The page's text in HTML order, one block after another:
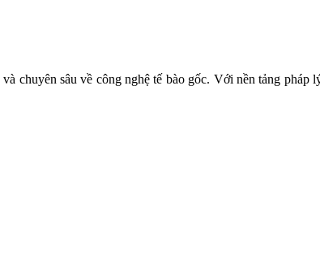
chuyên sâu về công nghệ tế bào gốc. Với nền tảng